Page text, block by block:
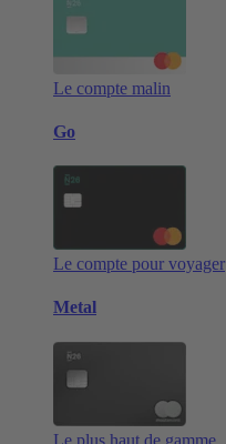
Le compte malin
Go
Le compte pour voyager
Metal
Le plus haut de gamme